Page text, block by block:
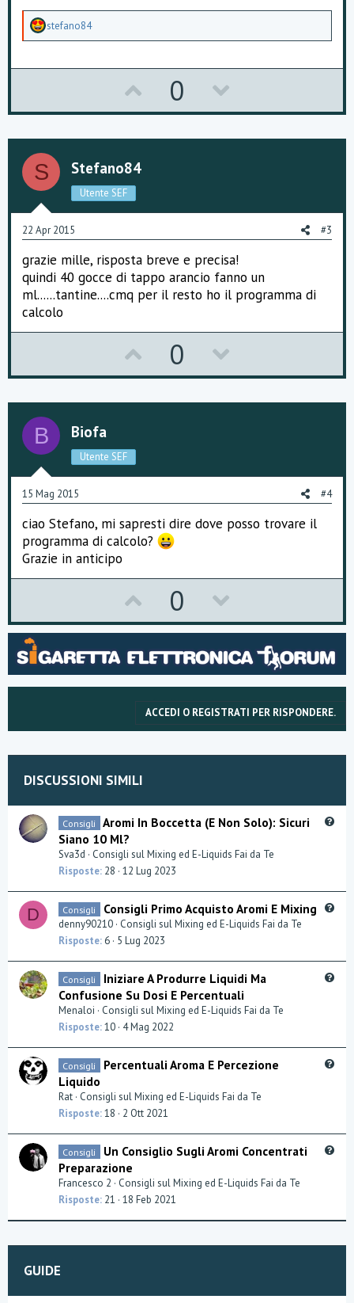
A
a
e
n
t
i
:
stefano84
p
v
e
0
o
w
o
t
e
S Stefano84
Utente SEF
22 Apr 2015 #3
grazie mille, risposta breve e precisa!
quindi 40 gocce di tappo arancio fanno un
ml......tantine....cmq per il resto ho il programma di
calcolo
p
v
e
0
o
w
o
t
B Biofa
Utente SEF
15 Mag 2015 #4
ciao Stefano, mi sapresti dire dove posso trovare il
programma di calcolo?
Grazie in anticipo
p
v
o
t
e
0
o
w
n
v
o
t
ACCEDI O REGISTRATI PER RISPONDERE.
DISCUSSIONI SIMILI
i
Consigli
Aromi In Boccetta (E Non Solo): Sicuri
Siano 10 Ml?
Sva3d
Consigli sul Mixing ed E-Liquids Fai da Te
Risposte 28 12 Lug 2023
D Consigli Consigli Primo Acquisto Aromi E Mixing
denny90210 Consigli sul Mixing ed E-Liquids Fai da Te
Risposte 6 5 Lug 2023
i
Consigli
Iniziare A Produrre Liquidi Ma
Confusione Su Dosi E Percentuali
Menaloi
Consigli sul Mixing ed E-Liquids Fai da Te
Risposte 10 4 Mag 2022
i
Consigli
Percentuali Aroma E Percezione
Liquido
Rat Consigli sul Mixing ed E-Liquids Fai da Te
Risposte 18 2 Ott 2021
i
Consigli
Un Consiglio Sugli Aromi Concentrati
Preparazione
Francesco 2
Consigli sul Mixing ed E-Liquids Fai da Te
Risposte 21 18 Feb 2021
GUIDE